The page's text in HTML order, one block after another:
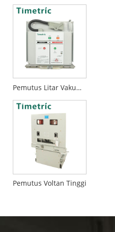
Pemutus Litar Vakum 12kv
Pemutus Voltan Tinggi